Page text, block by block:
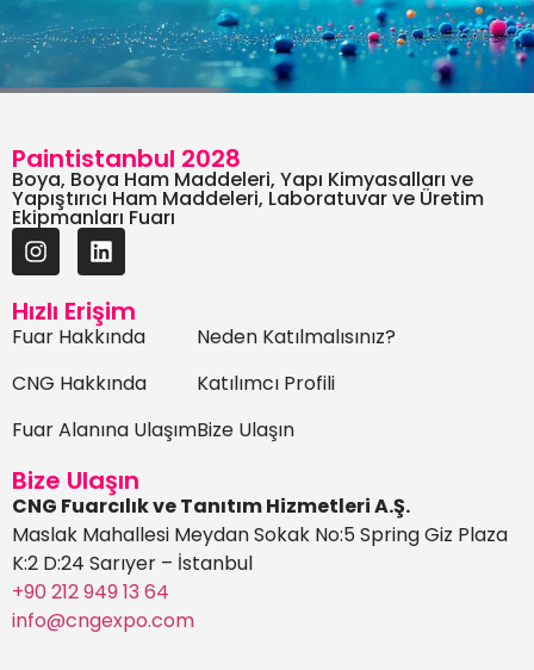
Paintistanbul 2028
Boya, Boya Ham Maddeleri, Yapı Kimyasalları ve
Yapıştırıcı Ham Maddeleri, Laboratuvar ve Üretim
Ekipmanları Fuarı
Hızlı Erişim
Fuar Hakkında
CNG Hakkında
Fuar Alanına Ulaşım
Neden Katılmalısınız?
Katılımcı Profili
Bize Ulaşın
Bize Ulaşın
CNG Fuarcılık ve Tanıtım Hizmetleri A.Ş.
Maslak Mahallesi Meydan Sokak No:5 Spring Giz Plaza
K:2 D:24 Sarıyer – İstanbul
+90 212 949 13 64
info@cngexpo.com